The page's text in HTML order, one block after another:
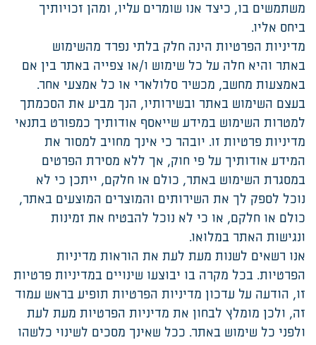
משתמשים בו, כיצד אנו שומרים עליו, ומהן זכויותיך
ביחס אליו.
מדיניות הפרטיות הינה חלק בלתי נפרד מהשימוש
באתר והיא חלה על כל שימוש ו/או צפייה באתר בין אם
באמצעות מחשב, מכשיר סלולארי או כל אמצעי אחר.
בעצם השימוש באתר ובשירותיו, הנך מביע את הסכמתך
למטרות השימוש במידע שייאסף אודותיך כמפורט בתנאי
מדיניות פרטיות זו. יובהר כי אינך מחויב למסור את
המידע אודותיך על פי חוק, אך ללא מסירת הפרטים
במסגרת השימוש באתר, כולם או חלקם, ייתכן כי לא
נוכל לספק לך את השירותים והמוצרים המוצעים באתר,
כולם או חלקם, או כי לא נוכל להבטיח את זמינות
ונגישות האתר במלואו.
אנו רשאים לשנות מעת לעת את הוראות מדיניות
הפרטיות. בכל מקרה בו יבוצעו שינויים במדיניות פרטיות
זו, הודעה על עדכון מדיניות הפרטיות תופיע בראש עמוד
זה, ולכן מומלץ לבחון את מדיניות הפרטיות מעת לעת
ולפני כל שימוש באתר. ככל שאינך מסכים לשינוי כלשהו